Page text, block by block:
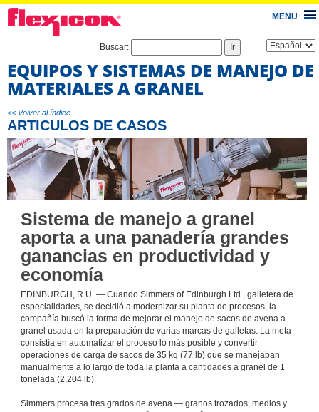
MENU
Buscar:
EQUIPOS Y SISTEMAS DE MANEJO DE
MATERIALES A GRANEL
<< Volver al índice
ARTICULOS DE CASOS
Sistema de manejo a granel
aporta a una panadería grandes
ganancias en productividad y
economía
EDINBURGH, R.U. — Cuando Simmers of Edinburgh Ltd., galletera de
especialidades, se decidió a modernizar su planta de procesos, la
compañía buscó la forma de mejorar el manejo de sacos de avena a
granel usada en la preparación de varias marcas de galletas. La meta
consistía en automatizar el proceso lo más posible y convertir
operaciones de carga de sacos de 35 kg (77 lb) que se manejaban
manualmente a lo largo de toda la planta a cantidades a granel de 1
tonelada (2,204 lb).
Simmers procesa tres grados de avena — granos trozados, medios y